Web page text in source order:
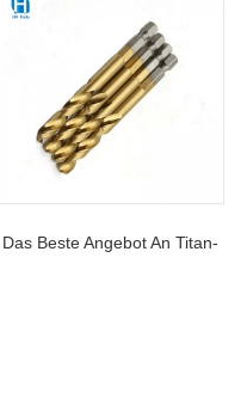
Das Beste Angebot An Titan-